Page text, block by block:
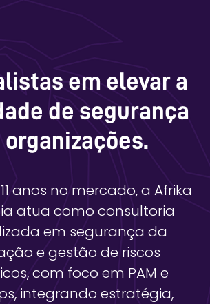
em elevar a
de segurança
organizações.
anos no mercado, a Afrika
atua como consultoria
em segurança da
e gestão de riscos
com foco em PAM e
integrando estratégia,